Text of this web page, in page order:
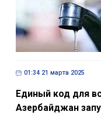
01:34 21 марта 2025
Единый код для
Азербайджан